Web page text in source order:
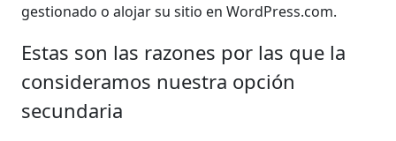
gestionado o alojar su sitio en WordPress.com.
Estas son las razones por las que la
consideramos nuestra opción
secundaria